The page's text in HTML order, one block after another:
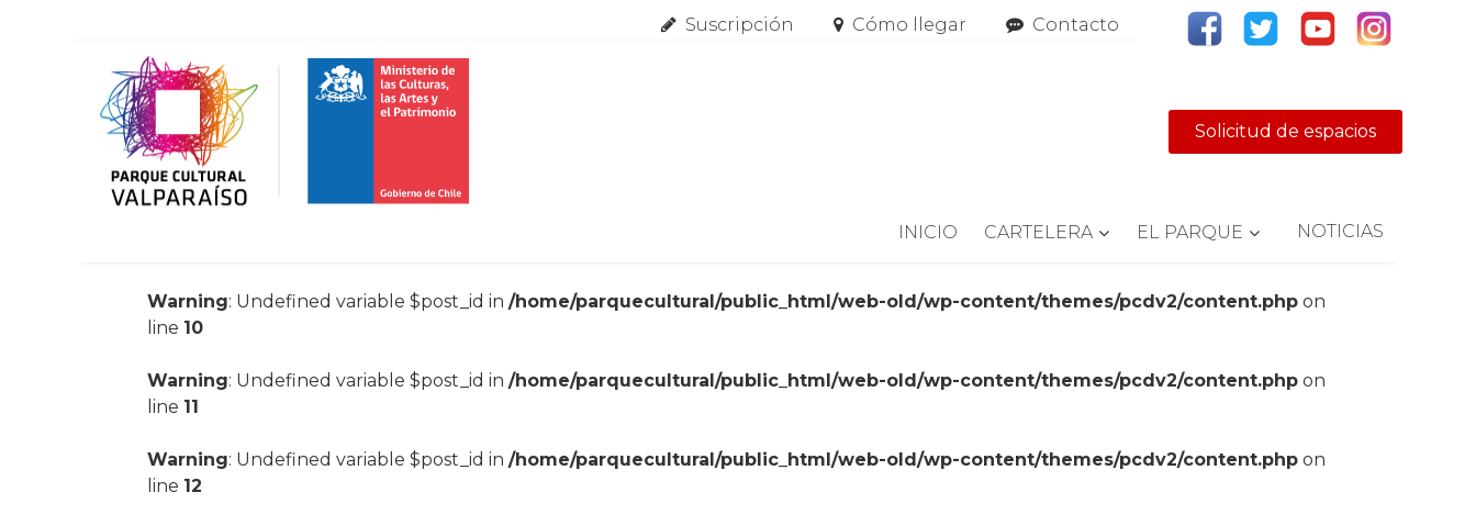
Suscripción Cómo llegar Contacto
Solicitud de espacios
INICIO CARTELERA EL PARQUE NOTICIAS
Warning: Undefined variable $post_id in/home/parquecultural/public_html/web-old/wp-content/themes/pcdv2/content.php on
line 10
Warning: Undefined variable $post_id in/home/parquecultural/public_html/web-old/wp-content/themes/pcdv2/content.php on
line 11
Warning: Undefined variable $post_id in/home/parquecultural/public_html/web-old/wp-content/themes/pcdv2/content.php on
line 12